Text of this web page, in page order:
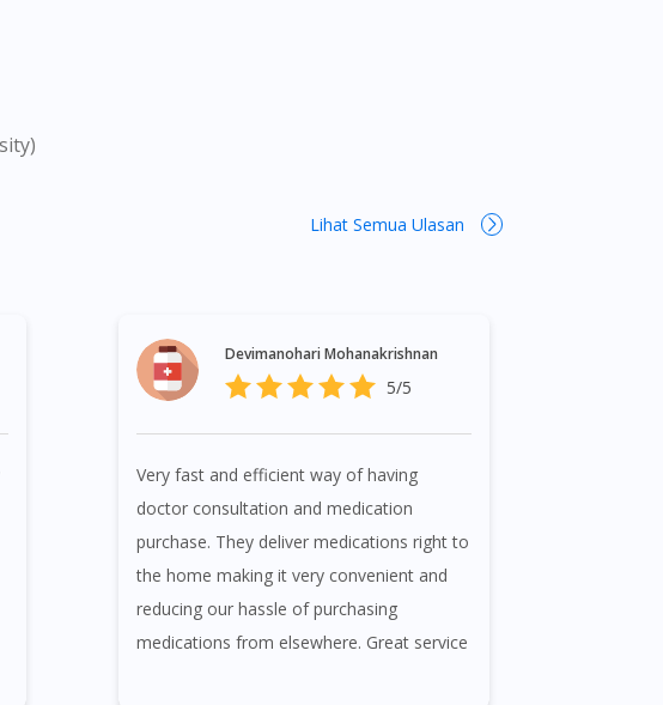
Lihat Semua Ulasan
Devimanohari Mohanakrishnan
5/5
Very fast and efficient way of having
doctor consultation and medication
purchase. They deliver medications right to
the home making it very convenient and
reducing our hassle of purchasing
medications from elsewhere. Great service